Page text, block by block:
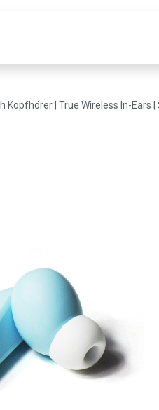
Kopfhörer | True Wireless In-Ears |